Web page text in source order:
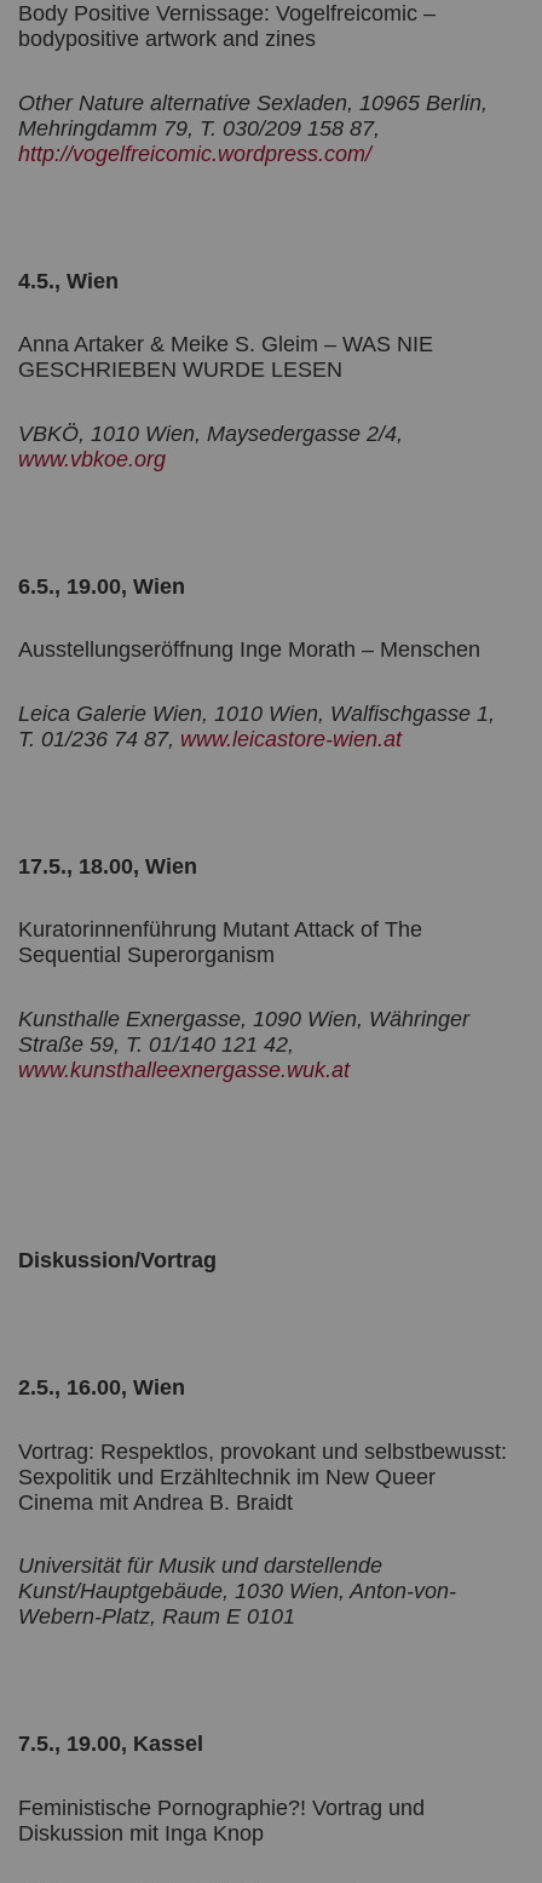
Body Positive Vernissage: Vogelfreicomic –
bodypositive artwork and zines
Other Nature alternative Sexladen, 10965 Berlin,
Mehringdamm 79, T. 030/209 158 87,
http://vogelfreicomic.wordpress.com/
4.5., Wien
Anna Artaker & Meike S. Gleim – WAS NIE
GESCHRIEBEN WURDE LESEN
VBKÖ, 1010 Wien, Maysedergasse 2/4,
www.vbkoe.org
6.5., 19.00, Wien
Ausstellungseröffnung Inge Morath – Menschen
Leica Galerie Wien, 1010 Wien, Walfischgasse 1,
T. 01/236 74 87, www.leicastore-wien.at
17.5., 18.00, Wien
Kuratorinnenführung Mutant Attack of The
Sequential Superorganism
Kunsthalle Exnergasse, 1090 Wien, Währinger
Straße 59, T. 01/140 121 42,
www.kunsthalleexnergasse.wuk.at
Diskussion/Vortrag
2.5., 16.00, Wien
Vortrag: Respektlos, provokant und selbstbewusst:
Sexpolitik und Erzähltechnik im New Queer
Cinema mit Andrea B. Braidt
Universität für Musik und darstellende
Kunst/Hauptgebäude, 1030 Wien, Anton-von-
Webern-Platz, Raum E 0101
7.5., 19.00, Kassel
Feministische Pornographie?! Vortrag und
Diskussion mit Inga Knop